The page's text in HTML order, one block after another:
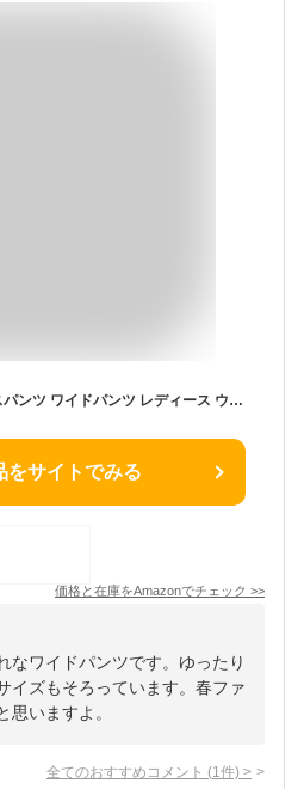
[セレクトリベリー] サーカスパンツ ワイドパンツ レディース ウエストゴム 曲線美A仕様 アンクル丈 デニム パンツ ゆったり 大きいサイズ S～LL 女性 主婦春 夏 秋 冬 W-4466(ネイビー LL
をサイトでみる
価格と在庫をAmazonでチェック >>
なワイドパンツです。ゆったり
イズもそろっています。春ファ
思いますよ。
全てのおすすめコメント (1 件) >